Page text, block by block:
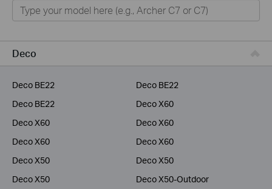
Для дому
Розумний будинок
Для інтернет-провайдерів
Deco
Deco BE22
Deco BE22
Deco BE22
Deco X60
Deco X60
Deco X60
Deco X60
Deco X60
Deco X50
Deco X50
Deco X50
Deco X50-Outdoor